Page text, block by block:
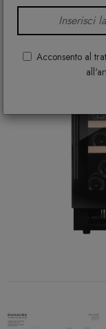
Acconsento al